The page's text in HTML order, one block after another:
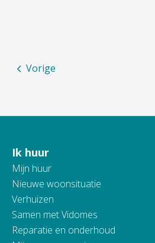
Vorige
Contactinformatie
Ik huur
Mijn huur
Nieuwe woonsituatie
Verhuizen
Samen met Vidomes
Reparatie en onderhoud